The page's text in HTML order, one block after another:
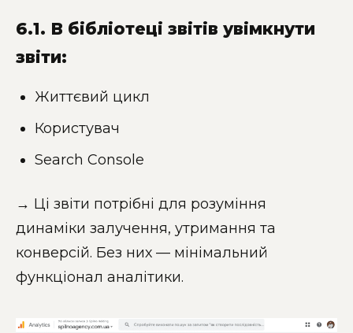
6.1. В бібліотеці звітів увімкнути
звіти:
Життєвий цикл
Користувач
Search Console
→ Ці звіти потрібні для розуміння
динаміки залучення, утримання та
конверсій. Без них — мінімальний
функціонал аналітики.